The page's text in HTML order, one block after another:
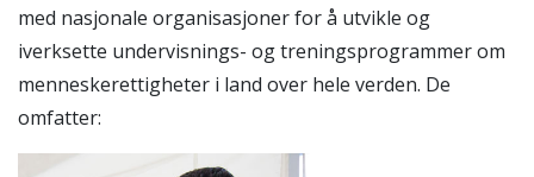
med nasjonale organisasjoner for å utvikle og
iverksette undervisnings- og treningsprogrammer om
menneskerettigheter i land over hele verden. De
omfatter: